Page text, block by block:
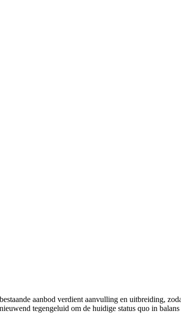
aanbod verdient aanvulling en uitbreiding,
tegengeluid om de huidige status quo in